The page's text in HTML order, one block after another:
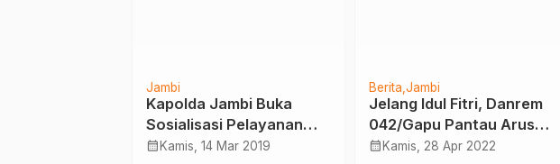
Jambi
Kapolda Jambi Buka
Sosialisasi Pelayanan
Transaksi Keuangan
calendar_month Kamis, 14 Mar 2019
Berita Jambi
Jelang Idul Fitri, Danrem
042/Gapu Pantau Arus
Mudik di Terminal
calendar_month Kamis, 28 Apr 2022